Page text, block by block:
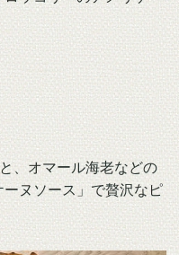
、オマール海老などの
ヌソース」で贅沢なピ